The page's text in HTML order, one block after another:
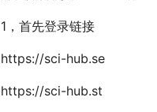
1，首先登录链接
https://sci-hub.se
https://sci-hub.st